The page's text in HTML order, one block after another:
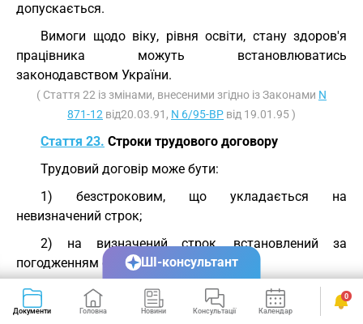
допускається.
Вимоги щодо віку, рівня освіти, стану здоров'я
працівника можуть встановлюватись
законодавством України.
( Стаття 22 із змінами, внесеними згідно із Законами N
871-12 від20.03.91, N 6/95-ВР від 19.01.95 )
Стаття 23. Строки трудового договору
Трудовий договір може бути:
1) безстроковим, що укладається на
невизначений строк;
2) на визначений строк, встановлений за
погодженням сторін;
3) таким, що укладається на час виконання
певної роботи.
Документи Головна Новини Консультації Календар Сервіси
0
ШІ-консультант